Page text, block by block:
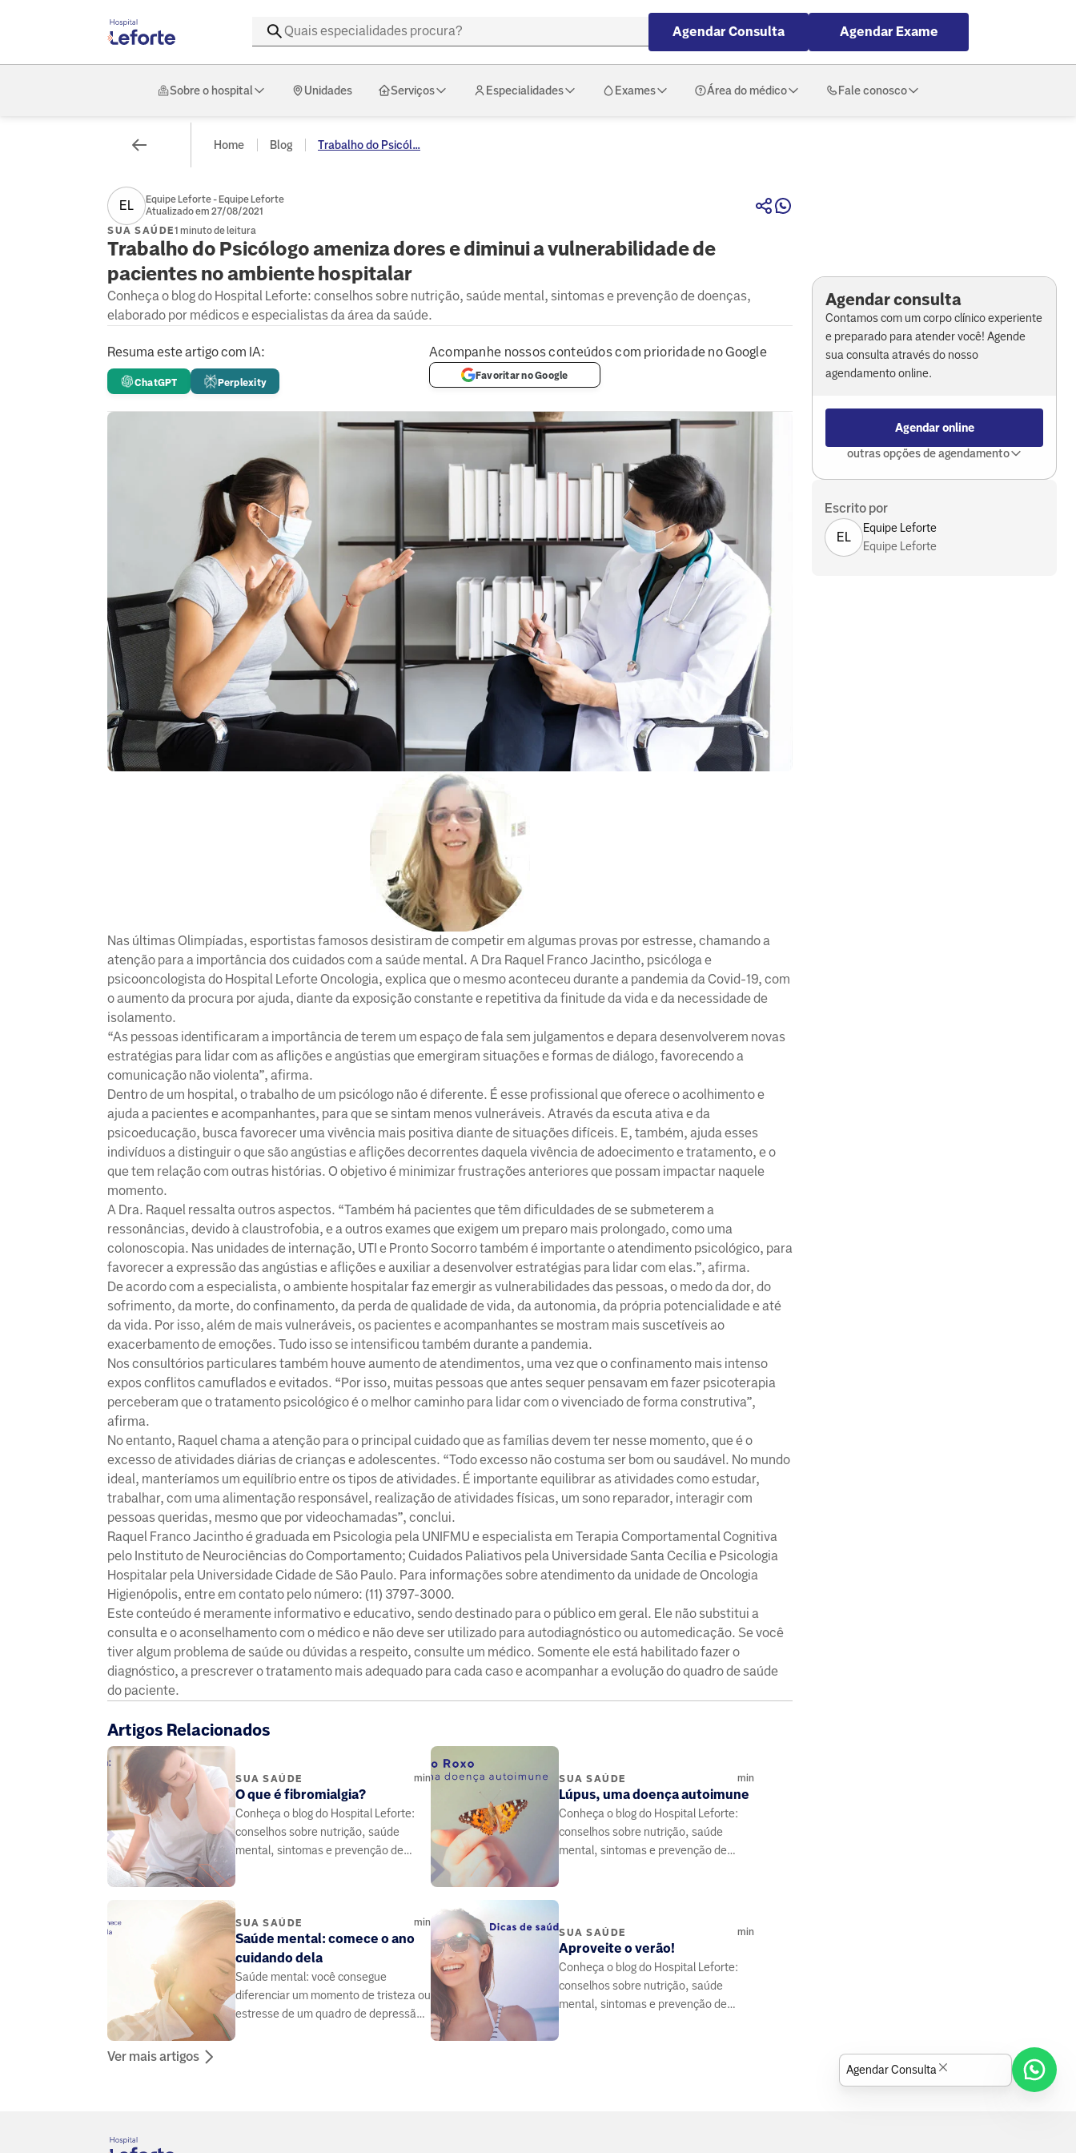
Agendar Consulta Agendar Exame
Sobre o hospital Unidades Serviços Especialidades Exames Área do médico Fale conosco
Home Blog Trabalho do Psicól...
EL
Equipe Leforte - Equipe Leforte
Atualizado em 27/08/2021
SUA SAÚDE1 minuto de leitura
Trabalho do Psicólogo ameniza dores e diminui a vulnerabilidade de
pacientes no ambiente hospitalar
Conheça o blog do Hospital Leforte: conselhos sobre nutrição, saúde mental, sintomas e prevenção de doenças,
elaborado por médicos e especialistas da área da saúde.
Resuma este artigo com IA:
ChatGPT Perplexity
Acompanhe nossos conteúdos com prioridade no Google
Favoritar no Google
Nas últimas Olimpíadas, esportistas famosos desistiram de competir em algumas provas por estresse, chamando a
atenção para a importância dos cuidados com a saúde mental. A Dra Raquel Franco Jacintho, psicóloga e
psicooncologista do Hospital Leforte Oncologia, explica que o mesmo aconteceu durante a pandemia da Covid-19, com
o aumento da procura por ajuda, diante da exposição constante e repetitiva da finitude da vida e da necessidade de
isolamento.
“As pessoas identificaram a importância de terem um espaço de fala sem julgamentos e depara desenvolverem novas
estratégias para lidar com as aflições e angústias que emergiram situações e formas de diálogo, favorecendo a
comunicação não violenta”, afirma.
Dentro de um hospital, o trabalho de um psicólogo não é diferente. É esse profissional que oferece o acolhimento e
ajuda a pacientes e acompanhantes, para que se sintam menos vulneráveis. Através da escuta ativa e da
psicoeducação, busca favorecer uma vivência mais positiva diante de situações difíceis. E, também, ajuda esses
indivíduos a distinguir o que são angústias e aflições decorrentes daquela vivência de adoecimento e tratamento, e o
que tem relação com outras histórias. O objetivo é minimizar frustrações anteriores que possam impactar naquele
momento.
A Dra. Raquel ressalta outros aspectos. “Também há pacientes que têm dificuldades de se submeterem a
ressonâncias, devido à claustrofobia, e a outros exames que exigem um preparo mais prolongado, como uma
colonoscopia. Nas unidades de internação, UTI e Pronto Socorro também é importante o atendimento psicológico, para
favorecer a expressão das angústias e aflições e auxiliar a desenvolver estratégias para lidar com elas.”, afirma.
De acordo com a especialista, o ambiente hospitalar faz emergir as vulnerabilidades das pessoas, o medo da dor, do
sofrimento, da morte, do confinamento, da perda de qualidade de vida, da autonomia, da própria potencialidade e até
da vida. Por isso, além de mais vulneráveis, os pacientes e acompanhantes se mostram mais suscetíveis ao
exacerbamento de emoções. Tudo isso se intensificou também durante a pandemia.
Nos consultórios particulares também houve aumento de atendimentos, uma vez que o confinamento mais intenso
expos conflitos camuflados e evitados. “Por isso, muitas pessoas que antes sequer pensavam em fazer psicoterapia
perceberam que o tratamento psicológico é o melhor caminho para lidar com o vivenciado de forma construtiva”,
afirma.
No entanto, Raquel chama a atenção para o principal cuidado que as famílias devem ter nesse momento, que é o
excesso de atividades diárias de crianças e adolescentes. “Todo excesso não costuma ser bom ou saudável. No mundo
ideal, manteríamos um equilíbrio entre os tipos de atividades. É importante equilibrar as atividades como estudar,
trabalhar, com uma alimentação responsável, realização de atividades físicas, um sono reparador, interagir com
pessoas queridas, mesmo que por videochamadas”, conclui.
Raquel Franco Jacintho é graduada em Psicologia pela UNIFMU e especialista em Terapia Comportamental Cognitiva
pelo Instituto de Neurociências do Comportamento; Cuidados Paliativos pela Universidade Santa Cecília e Psicologia
Hospitalar pela Universidade Cidade de São Paulo. Para informações sobre atendimento da unidade de Oncologia
Higienópolis, entre em contato pelo número: (11) 3797-3000.
Este conteúdo é meramente informativo e educativo, sendo destinado para o público em geral. Ele não substitui a
consulta e o aconselhamento com o médico e não deve ser utilizado para autodiagnóstico ou automedicação. Se você
tiver algum problema de saúde ou dúvidas a respeito, consulte um médico. Somente ele está habilitado fazer o
diagnóstico, a prescrever o tratamento mais adequado para cada caso e acompanhar a evolução do quadro de saúde
do paciente.
Artigos Relacionados
SUA SAÚDE min
O que é fibromialgia?
Conheça o blog do Hospital Leforte:
conselhos sobre nutrição, saúde
mental, sintomas e prevenção de
SUA SAÚDE min
Lúpus, uma doença autoimune
Conheça o blog do Hospital Leforte:
conselhos sobre nutrição, saúde
mental, sintomas e prevenção de
SUA SAÚDE min
Saúde mental: comece o ano
cuidando dela
Saúde mental: você consegue
diferenciar um momento de tristeza ou
estresse de um quadro de depressão
SUA SAÚDE min
Aproveite o verão!
Conheça o blog do Hospital Leforte:
conselhos sobre nutrição, saúde
mental, sintomas e prevenção de
Ver mais artigos
Agendar consulta
Contamos com um corpo clínico experiente
e preparado para atender você! Agende
sua consulta através do nosso
agendamento online.
Agendar online
outras opções de agendamento
Escrito por
EL
Equipe Leforte
Equipe Leforte
Agendar Consulta